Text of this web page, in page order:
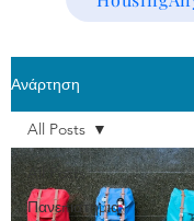
Ανάρτηση
All Posts
Πανεπιστήμια
All Posts